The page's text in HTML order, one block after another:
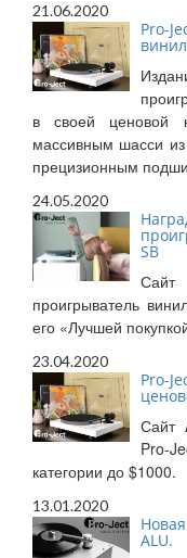
21.06.2020
Pro-
в своей ценовой
массивным шасси
прецизионным
24.05.2020
SB
проигрыватель
его «Лучшей
23.04.2020
Pro-
Сайт
Pro-
категории до $1000.
13.01.2020
ALU.